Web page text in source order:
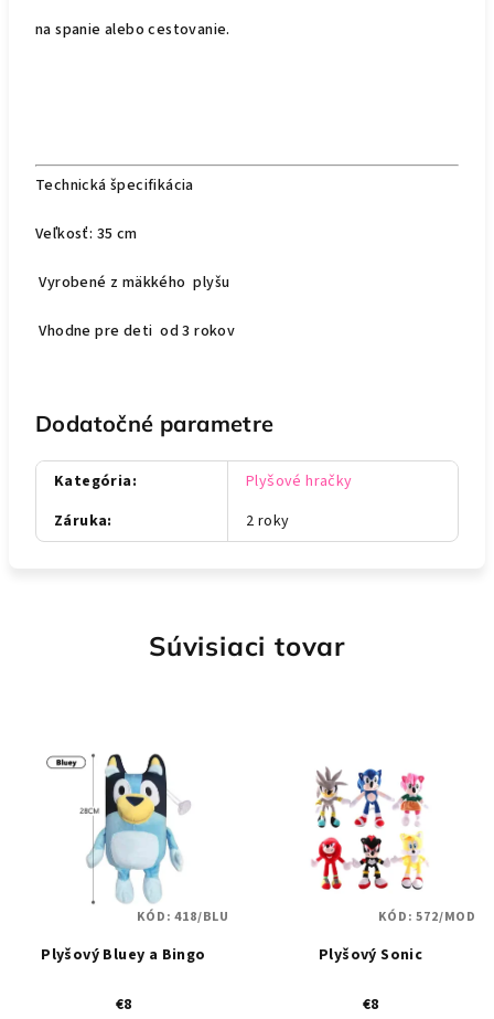
na spanie alebo cestovanie.
Technická špecifikácia
Veľkosť: 35 cm
Vyrobené z mäkkého plyšu
Vhodne pre deti od 3 rokov
Dodatočné parametre
Kategória:
Plyšové hračky
Záruka: 2 roky
Súvisiaci tovar
Plyšový Bluey a Bingo
€8
KÓD:418/BLU
Plyšový Sonic
€8
KÓD:572/MOD